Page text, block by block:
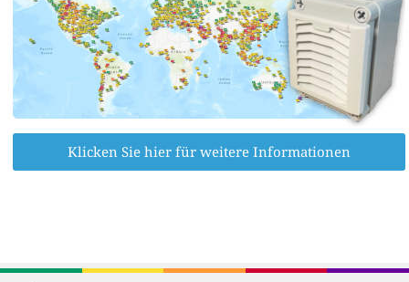
Klicken Sie hier für weitere Informationen